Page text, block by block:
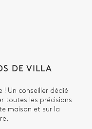
DE VILLA
! Un conseiller dédié
toutes les précisions
maison et sur la